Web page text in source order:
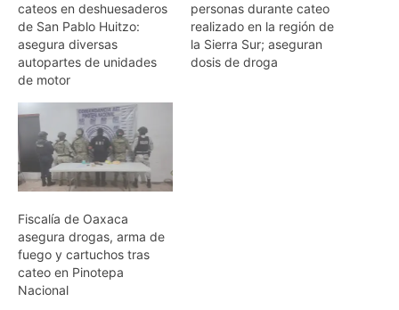
cateos en deshuesaderos
de San Pablo Huitzo:
asegura diversas
autopartes de unidades
de motor
personas durante cateo
realizado en la región de
la Sierra Sur; aseguran
dosis de droga
Fiscalía de Oaxaca
asegura drogas, arma de
fuego y cartuchos tras
cateo en Pinotepa
Nacional